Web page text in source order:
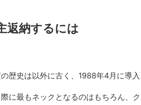
返納するには
歴史は以外に古く、1988年4月に導入
に最もネックとなるのはもちろん、